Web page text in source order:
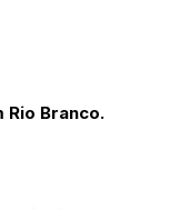
Branco.